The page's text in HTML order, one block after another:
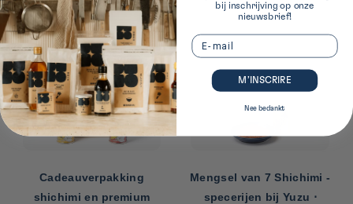
Cadeauverpakking
shichimi en premium
Mengsel van 7 Shichimi -
specerijen bij Yuzu ⋅
bij inschrijving op onze
nieuwsbrief!
Email
M’INSCRIRE
Nee bedankt